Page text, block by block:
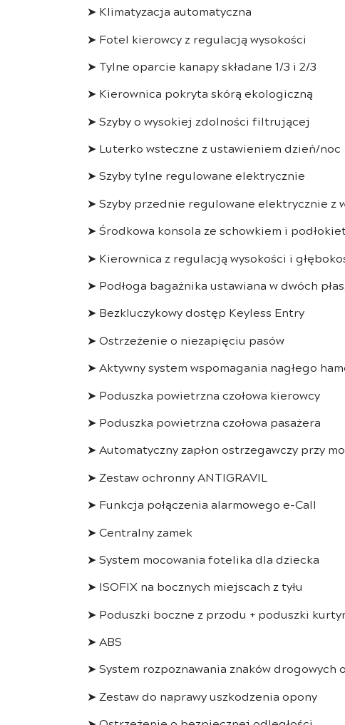
➤ Klimatyzacja automatyczna
➤ Fotel kierowcy z regulacją wysokości
➤ Tylne oparcie kanapy składane 1/3 i 2/3
➤ Kierownica pokryta skórą ekologiczną
➤ Szyby o wysokiej zdolności filtrującej
➤ Luterko wsteczne z ustawieniem dzień/noc
➤ Szyby tylne regulowane elektrycznie
➤ Szyby przednie regulowane elektrycznie z
➤ Środkowa konsola ze schowkiem i
➤ Kierownica z regulacją wysokości i
➤ Podłoga bagażnika ustawiana w dwóch
➤ Bezkluczykowy dostęp Keyless Entry
➤ Ostrzeżenie o niezapięciu pasów
➤ Aktywny system wspomagania nagłego
➤ Poduszka powietrzna czołowa kierowcy
➤ Poduszka powietrzna czołowa pasażera
➤ Automatyczny zapłon ostrzegawczy przy
➤ Zestaw ochronny ANTIGRAVIL
➤ Funkcja połączenia alarmowego e-Call
➤ Centralny zamek
➤ System mocowania fotelika dla dziecka
➤ ISOFIX na bocznych miejscach z tyłu
➤ Poduszki boczne z przodu + poduszki
➤ ABS
➤ System rozpoznawania znaków
➤ Zestaw do naprawy uszkodzenia opony